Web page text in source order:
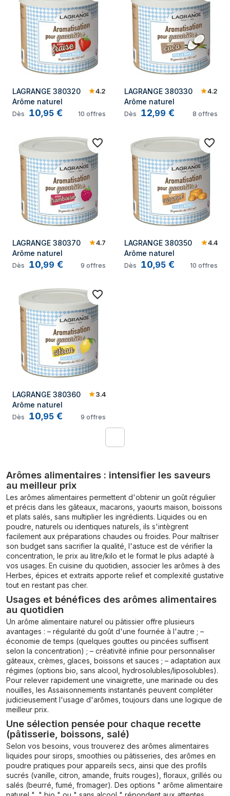
LAGRANGE 380320
Arôme naturel
4.2
Dès 10,95 € 10 offres
LAGRANGE 380330
Arôme naturel
4.2
Dès 12,99 € 8 offres
LAGRANGE 380370
Arôme naturel
4.7
Dès 10,99 € 9 offres
LAGRANGE 380350
Arôme naturel
4.4
Dès 10,95 € 10 offres
LAGRANGE 380360
Arôme naturel
3.4
Dès 10,95 € 9 offres
Arômes alimentaires : intensifier les saveurs
au meilleur prix
Les arômes alimentaires permettent d'obtenir un goût régulier
et précis dans les gâteaux, macarons, yaourts maison, boissons
et plats salés, sans multiplier les ingrédients. Liquides ou en
poudre, naturels ou identiques naturels, ils s'intègrent
facilement aux préparations chaudes ou froides. Pour maîtriser
son budget sans sacrifier la qualité, l'astuce est de vérifier la
concentration, le prix au litre/kilo et le format le plus adapté à
vos usages. En cuisine du quotidien, associer les arômes à des
Herbes, épices et extraits apporte relief et complexité gustative
tout en restant pas cher.
Usages et bénéfices des arômes alimentaires
au quotidien
Un arôme alimentaire naturel ou pâtissier offre plusieurs
avantages : – régularité du goût d'une fournée à l'autre ; –
économie de temps (quelques gouttes ou pincées suffisent
selon la concentration) ; – créativité infinie pour personnaliser
gâteaux, crèmes, glaces, boissons et sauces ; – adaptation aux
régimes (options bio, sans alcool, hydrosolubles/liposolubles).
Pour relever rapidement une vinaigrette, une marinade ou des
nouilles, les Assaisonnements instantanés peuvent compléter
judicieusement l'usage d'arômes, toujours dans une logique de
meilleur prix.
Une sélection pensée pour chaque recette
(pâtisserie, boissons, salé)
Selon vos besoins, vous trouverez des arômes alimentaires
liquides pour sirops, smoothies ou pâtisseries, des arômes en
poudre pratiques pour appareils secs, ainsi que des profils
sucrés (vanille, citron, amande, fruits rouges), floraux, grillés ou
salés (beurré, fumé, fromager). Des options " arôme alimentaire